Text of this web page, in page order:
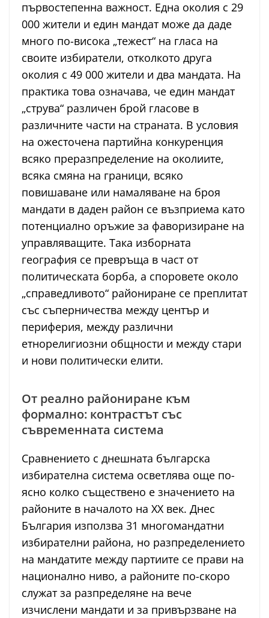
първостепенна важност. Една околия с 29
000 жители и един мандат може да даде
много по-висока „тежест“ на гласа на
своите избиратели, отколкото друга
околия с 49 000 жители и два мандата. На
практика това означава, че един мандат
„струва“ различен брой гласове в
различните части на страната. В условия
на ожесточена партийна конкуренция
всяко преразпределение на околиите,
всяка смяна на граници, всяко
повишаване или намаляване на броя
мандати в даден район се възприема като
потенциално оръжие за фаворизиране на
управляващите. Така изборната
география се превръща в част от
политическата борба, а споровете около
„справедливото“ райониране се преплитат
със съперничества между център и
периферия, между различни
етнорелигиозни общности и между стари
и нови политически елити.
От реално райониране към
формално: контрастът със
съвременната система
Сравнението с днешната българска
избирателна система осветлява още по-
ясно колко съществено е значението на
районите в началото на XX век. Днес
България използва 31 многомандатни
избирателни района, но разпределението
на мандатите между партиите се прави на
национално ниво, а районите по-скоро
служат за разпределяне на вече
изчислени мандати и за привързване на